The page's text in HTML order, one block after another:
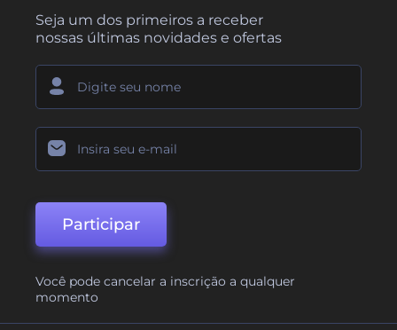
Seja um dos primeiros a receber
nossas últimas novidades e ofertas
Participar
Você pode cancelar a inscrição a qualquer
momento